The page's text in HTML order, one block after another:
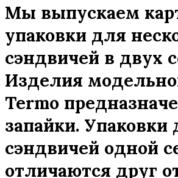
Мы выпускаем
упаковки для
сэндвичей в двух
Изделия
Termo
запайки. Упаковки
сэндвичей одной
отличаются друг